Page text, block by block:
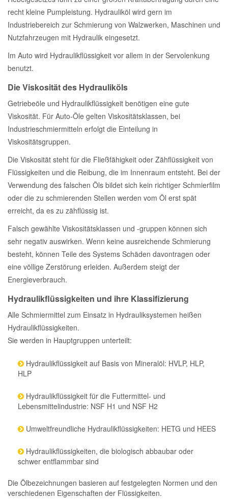
recht kleine Pumpleistung. Hydrauliköl wird gern im
Industriebereich zur Schmierung von Walzwerken, Maschinen und
Nutzfahrzeugen mit Hydraulik eingesetzt.
Im Auto wird Hydraulikflüssigkeit vor allem in der Servolenkung
benutzt.
Die Viskosität des Hydrauliköls
Getriebeöle und Hydraulikflüssigkeit benötigen eine gute
Viskosität. Für Auto-Öle gelten Viskositätsklassen, bei
Industrieschmiermitteln erfolgt die Einteilung in
Viskositätsgruppen.
Die Viskosität steht für die Fließfähigkeit oder Zähflüssigkeit von
Flüssigkeiten und die Reibung, die im Innenraum entsteht. Bei der
Verwendung des falschen Öls bildet sich kein richtiger Schmierfilm
oder die zu schmierenden Stellen werden vom Öl erst spät
erreicht, da es zu zähflüssig ist.
Falsch gewählte Viskositätsklassen und -gruppen können sich
sehr negativ auswirken. Wenn keine ausreichende Schmierung
besteht, können Teile des Systems Schäden davontragen oder
eine völlige Zerstörung erleiden. Außerdem steigt der
Energieverbrauch.
Hydraulikflüssigkeiten und ihre Klassifizierung
Alle Schmiermittel zum Einsatz in Hydrauliksystemen heißen
Hydraulikflüssigkeiten.
Sie werden in Hauptgruppen unterteilt:
Hydraulikflüssigkeit auf Basis von Mineralöl: HVLP, HLP,
HLP
Hydraulikflüssigkeit für die Futtermittel- und
Lebensmittelindustrie: NSF H1 und NSF H2
Umweltfreundliche Hydraulikflüssigkeiten: HETG und HEES
Hydraulikflüssigkeiten, die biologisch abbaubar oder
schwer entflammbar sind
Die Ölbezeichnungen basieren auf festgelegten Normen und den
verschiedenen Eigenschaften der Flüssigkeiten.